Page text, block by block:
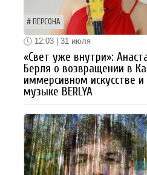
ПЕРСОНА
12:03 | 31 июля
«Свет уже внутри»:
Берля о возвращении в
иммерсивном искусстве и
музыке BERLYA